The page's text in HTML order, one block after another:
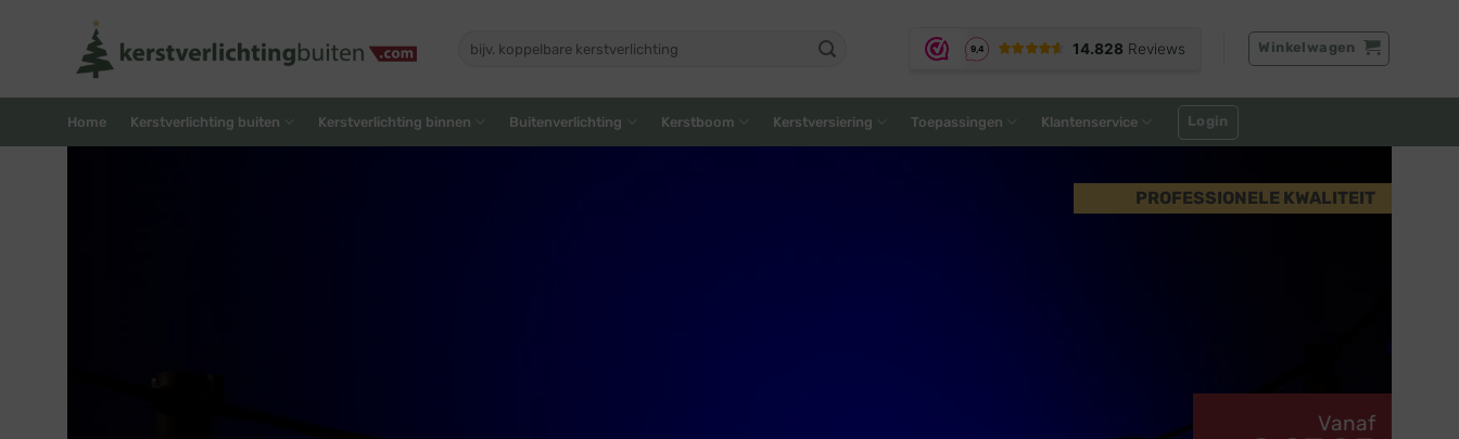
naar:
Winkelwagen
Home Kerstverlichting buiten Kerstverlichting binnen Buitenverlichting Kerstboom Kerstversiering Toepassingen Klantenservice Login
PROFESSIONELE KWALITEIT
Vanaf